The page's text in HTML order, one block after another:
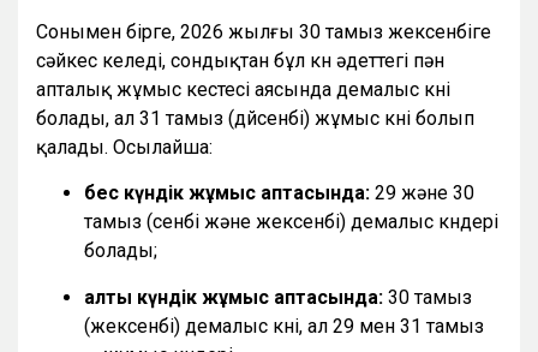
Сонымен бірге, 2026 жылғы 30 тамыз жексенбіге
сәйкес келеді, сондықтан бұл күн әдеттегі пән
апталық жұмыс кестесі аясында демалыс күні
болады, ал 31 тамыз (дүйсенбі) жұмыс күні болып
қалады. Осылайша:
бес күндік жұмыс аптасында: 29 және 30
тамыз (сенбі және жексенбі) демалыс күндері
болады;
алты күндік жұмыс аптасында: 30 тамыз
(жексенбі) демалыс күні, ал 29 мен 31 тамыз